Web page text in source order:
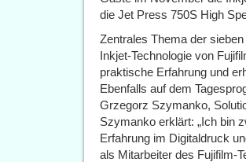
die Jet Press 750S High
Zentrales Thema der
Inkjet-Technologie von
praktische Erfahrung und
Ebenfalls auf dem
Grzegorz Szymanko,
Szymanko erklärt: „Ich bin
Erfahrung im Digitaldruck
als Mitarbeiter des Fujifilm-